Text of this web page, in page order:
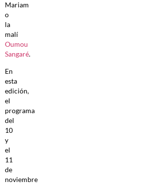
Mariam
o
la
malí
Oumou
Sangaré.
En
esta
edición,
el
programa
del
10
y
el
11
de
noviembre